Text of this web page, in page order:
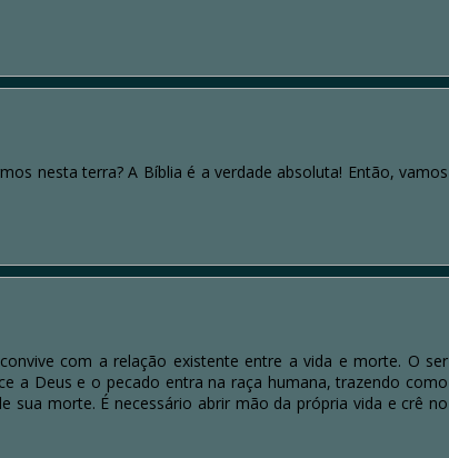
nesta terra? A Bíblia é a verdade absoluta! Então, vamos
com a relação existente entre a vida e morte. O ser
a Deus e o pecado entra na raça humana, trazendo como
sua morte. É necessário abrir mão da própria vida e crê no